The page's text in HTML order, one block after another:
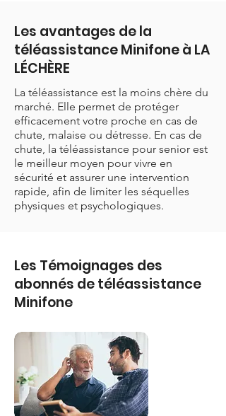
Les avantages de la
téléassistance Minifone à LA
LÉCHÈRE
La téléassistance est la moins chère du
marché. Elle permet de protéger
efficacement votre proche en cas de
chute, malaise ou détresse. En cas de
chute, la téléassistance pour senior est
le meilleur moyen pour vivre en
sécurité et assurer une intervention
rapide, afin de limiter les séquelles
physiques et psychologiques.
Les Témoignages des
abonnés de téléassistance
Minifone